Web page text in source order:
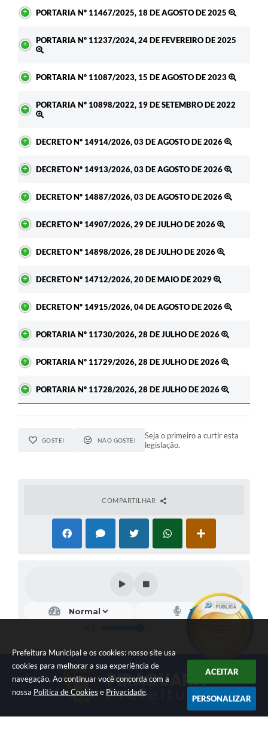
Prefeitura Municipal e os cookies: nosso site usa
cookies para melhorar a sua experiência de
navegação. Ao continuar você concorda com a
nossa Política de Cookies e Privacidade.
ACEITAR
PERSONALIZAR
PORTARIA Nº 11467/2025, 18 DE AGOSTO DE 2025
PORTARIA Nº 11237/2024, 24 DE FEVEREIRO DE 2025
PORTARIA Nº 11087/2023, 15 DE AGOSTO DE 2023
PORTARIA Nº 10898/2022, 19 DE SETEMBRO DE 2022
DECRETO Nº 14914/2026, 03 DE AGOSTO DE 2026
DECRETO Nº 14913/2026, 03 DE AGOSTO DE 2026
DECRETO Nº 14887/2026, 03 DE AGOSTO DE 2026
DECRETO Nº 14907/2026, 29 DE JULHO DE 2026
DECRETO Nº 14898/2026, 28 DE JULHO DE 2026
DECRETO Nº 14712/2026, 20 DE MAIO DE 2029
DECRETO Nº 14915/2026, 04 DE AGOSTO DE 2026
PORTARIA Nº 11730/2026, 28 DE JULHO DE 2026
PORTARIA Nº 11729/2026, 28 DE JULHO DE 2026
PORTARIA Nº 11728/2026, 28 DE JULHO DE 2026
GOSTEI NÃO GOSTEI
Seja o primeiro a curtir esta
legislação.
COMPARTILHAR